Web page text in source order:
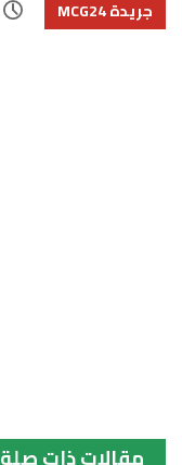
جريدة MCG24